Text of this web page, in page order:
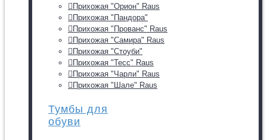
Прихожая "Орион" Raus
Прихожая "Пандора"
Прихожая "Прованс" Raus
Прихожая "Самира" Raus
Прихожая "Стоуби"
Прихожая "Тесс" Raus
Прихожая "Чарли" Raus
Прихожая "Шале" Raus
Тумбы для
обуви